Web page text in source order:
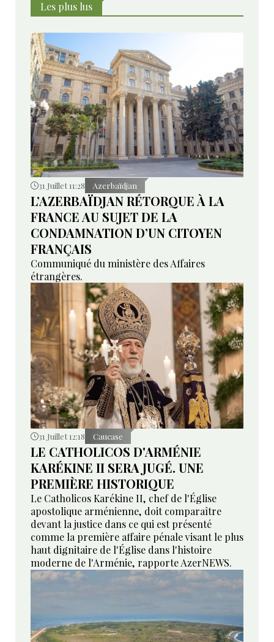
Les plus lus
31 Juillet 11:28 Azerbaïdjan
L’AZERBAÏDJAN RÉTORQUE À LA
FRANCE AU SUJET DE LA
CONDAMNATION D’UN CITOYEN
FRANÇAIS
Communiqué du ministère des Affaires
étrangères.
31 Juillet 12:18 Caucase
LE CATHOLICOS D'ARMÉNIE
KARÉKINE II SERA JUGÉ. UNE
PREMIÈRE HISTORIQUE
Le Catholicos Karékine II, chef de l'Église
apostolique arménienne, doit comparaître
devant la justice dans ce qui est présenté
comme la première affaire pénale visant le plus
haut dignitaire de l'Église dans l'histoire
moderne de l'Arménie, rapporte AzerNEWS.